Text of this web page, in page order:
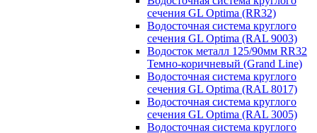
сечения GL Optima (RR32)
Водосточная система круглого
сечения GL Optima (RAL 9003)
Водосток металл 125/90мм RR32
Темно-коричневый (Grand Line)
Водосточная система круглого
сечения GL Optima (RAL 8017)
Водосточная система круглого
сечения GL Optima (RAL 3005)
Водосточная система круглого